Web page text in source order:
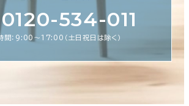
0120-534-011
間：9:00〜17:00（土日祝日は除く）